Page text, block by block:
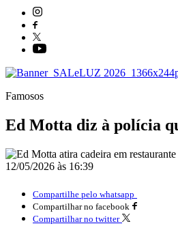
Famosos
Ed Motta diz à polícia
12/05/2026 às 16:39
Compartilhe pelo whatsapp
Compartilhar no facebook
Compartilhar no twitter